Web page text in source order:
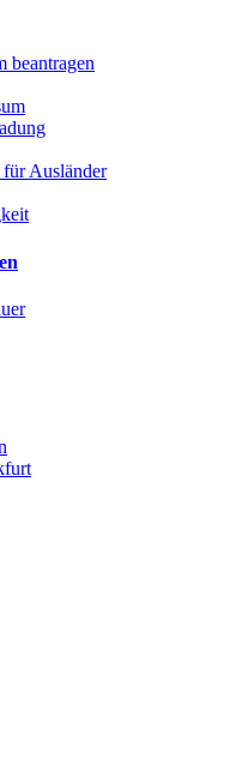
beantragen
Ausländer